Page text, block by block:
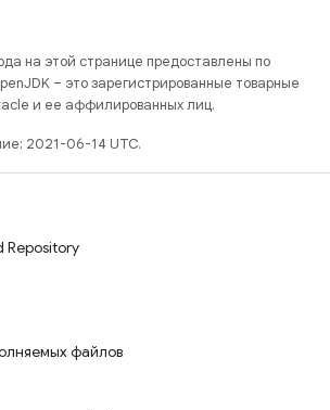
на этой странице предоставлены по
– это зарегистрированные товарные
и ее аффилированных лиц.
2021-06-14 UTC.
файлов